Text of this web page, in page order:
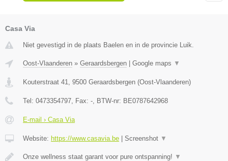
Casa Via
Niet gevestigd in de plaats Baelen en in de provincie Luik.
Oost-Vlaanderen » Geraardsbergen Google maps ▼
Kouterstraat 41 9500 Geraardsbergen (Oost-Vlaanderen)
Tel: 0473354797 , Fax: - , BTW-nr: BE0787642968
E-mail › Casa Via
Website: https://www.casavia.be Screenshot ▼
Onze wellness staat garant voor pure ontspanning! ▼